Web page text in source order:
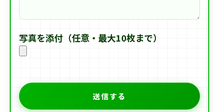
写真を添付（任意・最大10枚まで）